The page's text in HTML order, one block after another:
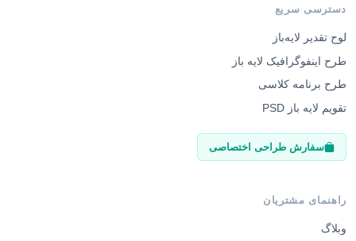
دسترسی سریع
لوح تقدیر لایه‌باز
طرح اینفوگرافیک لایه باز
طرح برنامه کلاسی
تقویم لایه باز PSD
سفارش طراحی اختصاصی
راهنمای مشتریان
وبلاگ